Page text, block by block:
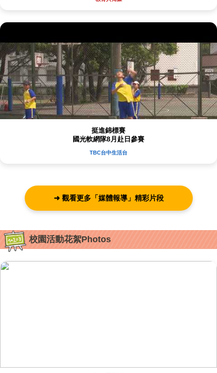
挺進錦標賽
國光軟網隊8月赴日參賽
TBC台中生活台
➜ 觀看更多「媒體報導」精彩片段
校園活動花絮Photos